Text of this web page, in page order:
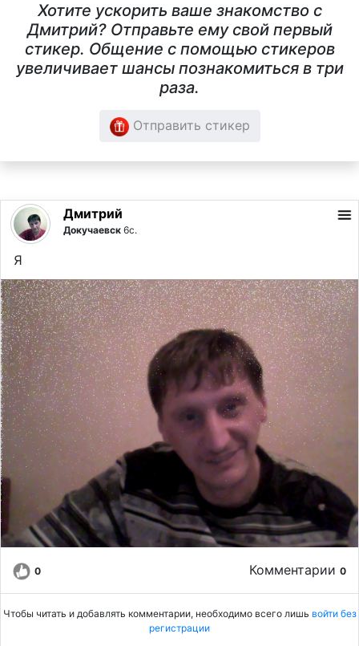
Хотите ускорить ваше знакомство с
Дмитрий? Отправьте ему свой первый
стикер. Общение с помощью стикеров
увеличивает шансы познакомиться в три
раза.
Отправить стикер
Дмитрий
Докучаевск 6с.
Я
0 Комментарии 0
Чтобы читать и добавлять комментарии, необходимо всего лишь войти без
регистрации